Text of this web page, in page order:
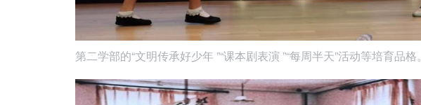
第二学部的“文明传承好少年 ”“课本剧表演 ”“每周半天”活动等培育品格。